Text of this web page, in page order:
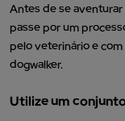
Antes de se
passe por um
pelo veterinário e
dogwalker.
Utilize um